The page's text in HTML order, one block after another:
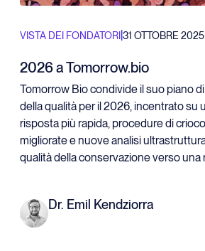
VISTA DEI FONDATORI |31 OTTOBRE 2025
2026 a Tomorrow.bio
Tomorrow Bio condivide il suo piano
della qualità per il 2026, incentrato su
risposta più rapida, procedure di
migliorate e nuove analisi
qualità della conservazione verso una
Dr. Emil Kendziorra